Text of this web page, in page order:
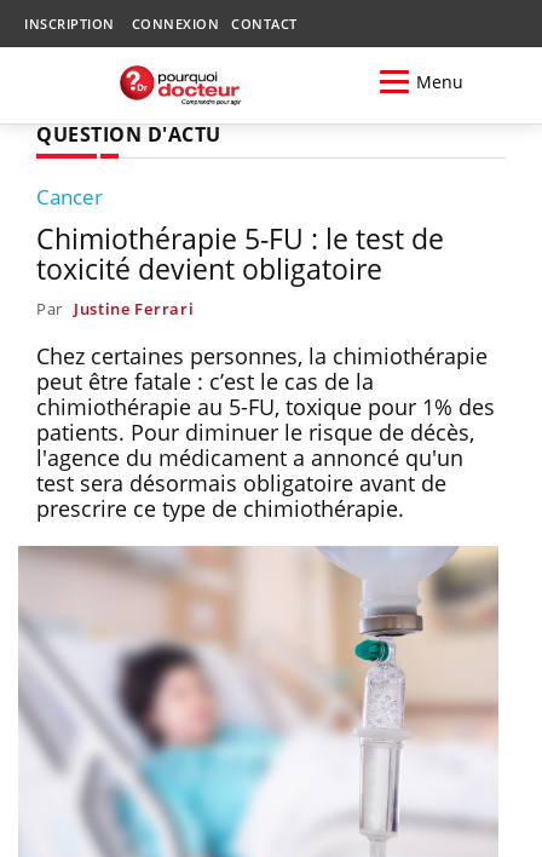
INSCRIPTION CONNEXION CONTACT
Menu
QUESTION D'ACTU
Cancer
Chimiothérapie 5-FU : le test de
toxicité devient obligatoire
Par Justine Ferrari
Chez certaines personnes, la chimiothérapie
peut être fatale : c’est le cas de la
chimiothérapie au 5-FU, toxique pour 1% des
patients. Pour diminuer le risque de décès,
l'agence du médicament a annoncé qu'un
test sera désormais obligatoire avant de
prescrire ce type de chimiothérapie.